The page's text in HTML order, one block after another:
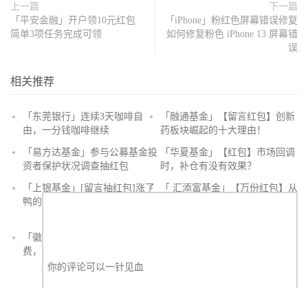
上一篇
「平安金融」开户领10元红包
简单3项任务完成可领
下一篇
「iPhone」粉红色屏幕错误修复
如何修复粉色 iPhone 13 屏幕错
误
相关推荐
「东莞银行」连续3天咖啡自
由，一分钱咖啡继续
「融通基金」【留言红包】创新
药板块崛起的十大理由！
「易方达基金」参与公募基金投
资者保护状况调查抽红包
「华夏基金」【红包】市场回调
时，补仓有没有效果？
「上银基金」[留言抽红包]​涨了
鸭的投资旅途
「 汇添富基金」【万份红包】从
「徽商银行」手机银行充值话
费，至高立减30元